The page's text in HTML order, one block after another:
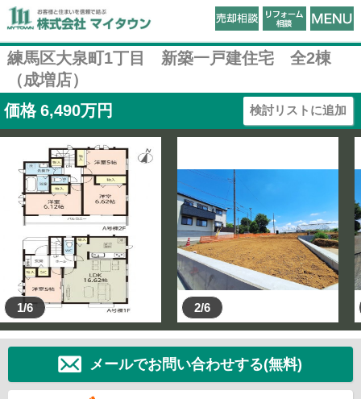
練馬区大泉町1丁目 新築一戸建住宅 全2棟
（成増店）
価格 6,490万円 検討リストに追加
1/6 2/6
メールでお問い合わせする(無料)